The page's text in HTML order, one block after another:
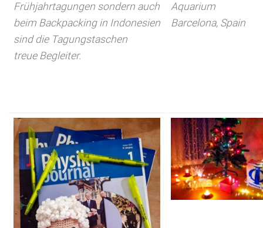
Frühjahrtagungen sondern auch
beim Backpacking in Indonesien
sind die Tagungstaschen
treue Begleiter.
Aquarium
Barcelona, Spain